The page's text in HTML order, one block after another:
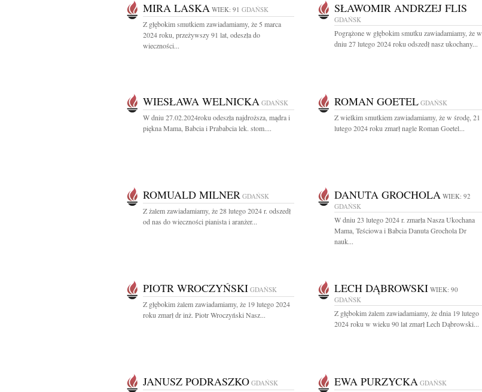
MIRA LASKA WIEK: 91 GDAŃSK
Z głębokim smutkiem zawiadamiamy, że 5 marca
2024 roku, przeżywszy 91 lat, odeszła do
wieczności...
SŁAWOMIR ANDRZEJ FLIS
GDAŃSK
Pogrążone w głębokim smutku zawiadamiamy, że w
dniu 27 lutego 2024 roku odszedł nasz ukochany...
WIESŁAWA WELNICKA GDAŃSK
W dniu 27.02.2024roku odeszła najdroższa, mądra i
piękna Mama, Babcia i Prababcia lek. stom....
ROMAN GOETEL GDAŃSK
Z wielkim smutkiem zawiadamiamy, że w środę, 21
lutego 2024 roku zmarł nagle Roman Goetel...
ROMUALD MILNER GDAŃSK
Z żalem zawiadamiamy, że 28 lutego 2024 r. odszedł
od nas do wieczności pianista i aranżer...
DANUTA GROCHOLA WIEK: 92
GDAŃSK
W dniu 23 lutego 2024 r. zmarła Nasza Ukochana
Mama, Teściowa i Babcia Danuta Grochola Dr
nauk...
PIOTR WROCZYŃSKI GDAŃSK
Z głębokim żalem zawiadamiamy, że 19 lutego 2024
roku zmarł dr inż. Piotr Wroczyński Nasz...
LECH DĄBROWSKI WIEK: 90
GDAŃSK
Z głębokim żalem zawiadamiamy, że dnia 19 lutego
2024 roku w wieku 90 lat zmarł Lech Dąbrowski...
JANUSZ PODRASZKO GDAŃSK EWA PURZYCKA GDAŃSK